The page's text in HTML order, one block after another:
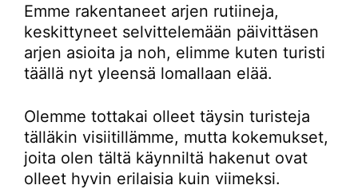
Emme rakentaneet arjen rutiineja,
keskittyneet selvittelemään päivittäsen
arjen asioita ja noh, elimme kuten turisti
täällä nyt yleensä lomallaan elää.
Olemme tottakai olleet täysin turisteja
tälläkin visiitillämme, mutta kokemukset,
joita olen tältä käynniltä hakenut ovat
olleet hyvin erilaisia kuin viimeksi.